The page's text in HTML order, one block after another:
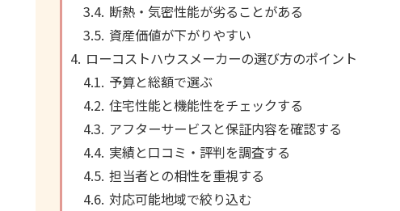
断熱・気密性能が劣ることがある
資産価値が下がりやすい
ローコストハウスメーカーの選び方のポイント
予算と総額で選ぶ
住宅性能と機能性をチェックする
アフターサービスと保証内容を確認する
実績と口コミ・評判を調査する
担当者との相性を重視する
対応可能地域で絞り込む